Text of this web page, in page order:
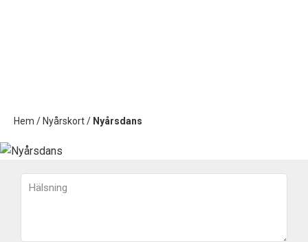
Hem / Nyårskort/ Nyårsdans